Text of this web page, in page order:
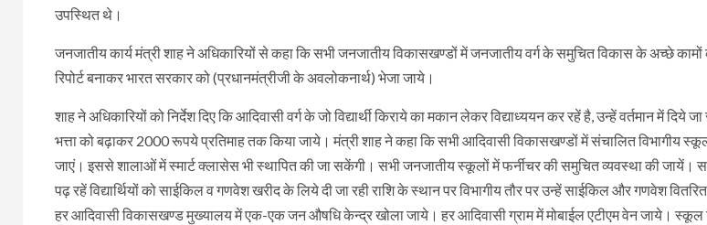
उपस्थित थे।
जनजातीय कार्य मंत्री शाह ने अधिकारियों से कहा कि सभी जनजातीय विकासखण्डों में जनजातीय वर्ग के समुचित विकास के अच्छे
रिपोर्ट बनाकर भारत सरकार को (प्रधानमंत्रीजी के अवलोकनार्थ) भेजा जाये।
शाह ने अधिकारियों को निर्देश दिए कि आदिवासी वर्ग के जो विद्यार्थी किराये का मकान लेकर विद्याध्ययन कर रहें है, उन्हें वर्तमान में
भत्ता को बढ़ाकर 2000 रूपये प्रतिमाह तक किया जाये। मंत्री शाह ने कहा कि सभी आदिवासी विकासखण्डों में संचालित विभागीय
जाएं। इससे शालाओं में स्मार्ट क्लासेस भी स्थापित की जा सकेंगी। सभी जनजातीय स्कूलों में फर्नीचर की समुचित व्यवस्था की जायें।
पढ़ रहें विद्यार्थियों को साईकिल व गणवेश खरीद के लिये दी जा रही राशि के स्थान पर विभागीय तौर पर उन्हें साईकिल और गणवेश
हर आदिवासी विकासखण्ड मुख्यालय में एक-एक जन औषधि केन्द्र खोला जाये। हर आदिवासी ग्राम में मोबाईल एटीएम वेन जाये।